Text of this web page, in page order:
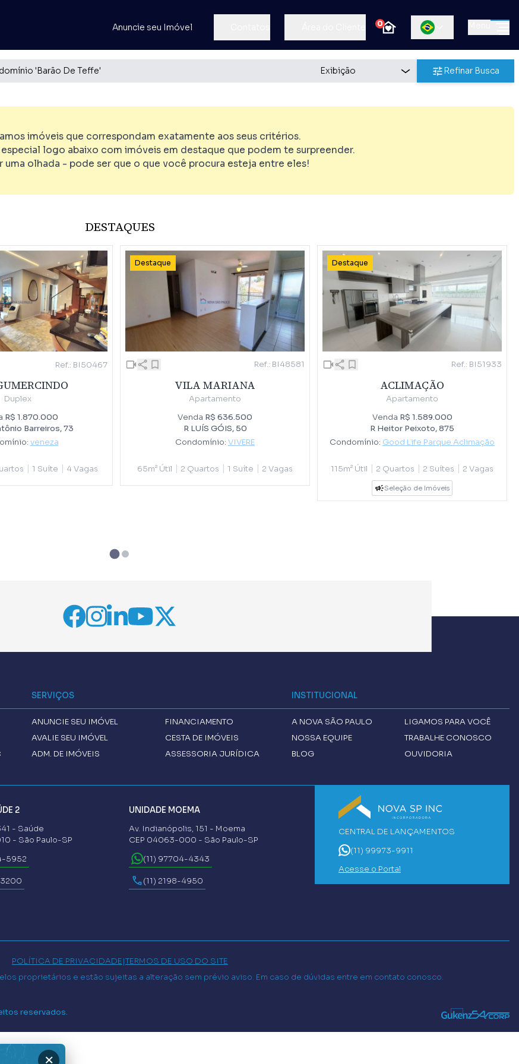
Anuncie seu Imóvel 0
'Barão De Teffe' Refinar Busca
imóveis que correspondam exatamente aos seus critérios.
logo abaixo com imóveis em destaque que podem te surpreender.
uma olhada - pode ser que o que você procura esteja entre eles!
DESTAQUES
Ref.: BI50467
Duplex
R$ 1.870.000
Barreiros, 73
veneza
1 Suíte 4 Vagas
Destaque
Ref.: BI48581
VILA MARIANA
Apartamento
Venda R$ 636.500
R LUÍS GÓIS, 50
Condomínio: VIVERE
65m² Útil | 2 Quartos | 1 Suíte | 2 Vagas
Destaque
Ref.: BI51933
ACLIMAÇÃO
Apartamento
Venda R$ 1.589.000
R Heitor Peixoto, 875
Condomínio: Good Life Parque Aclimação
115m² Útil | 2 Quartos | 2 Suítes | 2 Vagas
Seleção de Imóveis
SERVIÇOS
ANUNCIE SEU IMÓVEL
AVALIE SEU IMÓVEL
ADM. DE IMÓVEIS
FINANCIAMENTO
CESTA DE IMÓVEIS
ASSESSORIA JURÍDICA
INSTITUCIONAL
A NOVA SÃO PAULO
NOSSA EQUIPE
BLOG
LIGAMOS PARA VOCÊ
TRABALHE CONOSCO
OUVIDORIA
2
- Saúde
- São Paulo-SP
5952
UNIDADE MOEMA
Av. Indianópolis, 151 - Moema
CEP 04063-000 - São Paulo-SP
(11) 97704-4343
(11) 2198-4950
CENTRAL DE LANÇAMENTOS
(11) 99973-9911
Acesse o Portal
POLÍTICA DE PRIVACIDADE|TERMOS DE USO DO SITE
proprietários e estão sujeitas a alteração sem prévio aviso. Em caso de dúvidas entre em contato conosco.
reservados.